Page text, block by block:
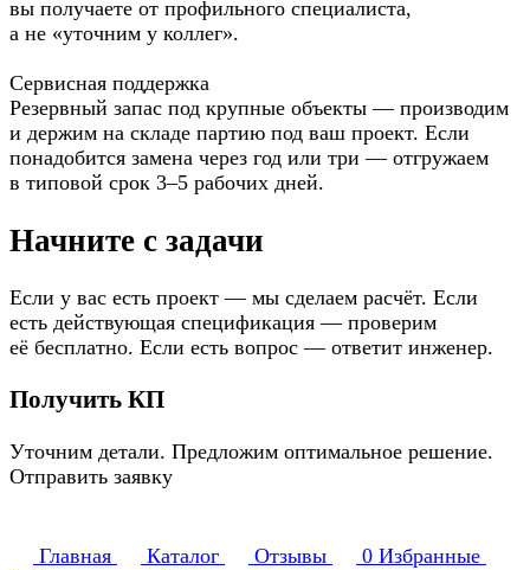
вы получаете от профильного специалиста,
а не «уточним у коллег».
Сервисная поддержка
Резервный запас под крупные объекты — производим
и держим на складе партию под ваш проект. Если
понадобится замена через год или три — отгружаем
в типовой срок 3–5 рабочих дней.
Начните с задачи
Если у вас есть проект — мы сделаем расчёт. Если
есть действующая спецификация — проверим
её бесплатно. Если есть вопрос — ответит инженер.
Получить КП
Уточним детали. Предложим оптимальное решение.
Отправить заявку
Главная Каталог Отзывы 0 Избранные